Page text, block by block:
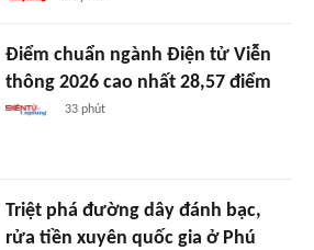
Điểm chuẩn ngành Điện tử Viễn
thông 2026 cao nhất 28,57 điểm
33 phút
Triệt phá đường dây đánh bạc,
rửa tiền xuyên quốc gia ở Phú